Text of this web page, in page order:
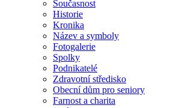
Současnost
Historie
Kronika
Název a symboly
Fotogalerie
Spolky
Podnikatelé
Zdravotní středisko
Obecní dům pro seniory
Farnost a charita